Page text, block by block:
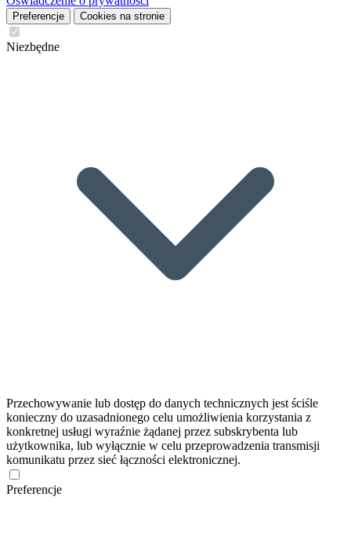
Preferencje Cookies na stronie
Niezbędne
Przechowywanie lub dostęp do danych technicznych jest ściśle
konieczny do uzasadnionego celu umożliwienia korzystania z
konkretnej usługi wyraźnie żądanej przez subskrybenta lub
użytkownika, lub wyłącznie w celu przeprowadzenia transmisji
komunikatu przez sieć łączności elektronicznej.
Preferencje